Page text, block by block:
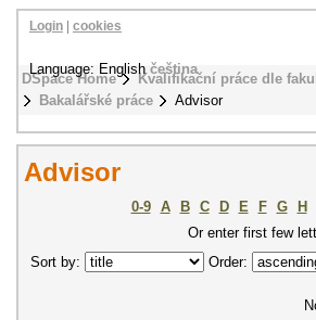
DSpace Home Kvalifikační práce dle
Bakalářské práce
Advisor
Login cookies
Language: Englishčeština
Advisor
0-9 A B C D E F G H
Or enter first few
Sort by:
Order: